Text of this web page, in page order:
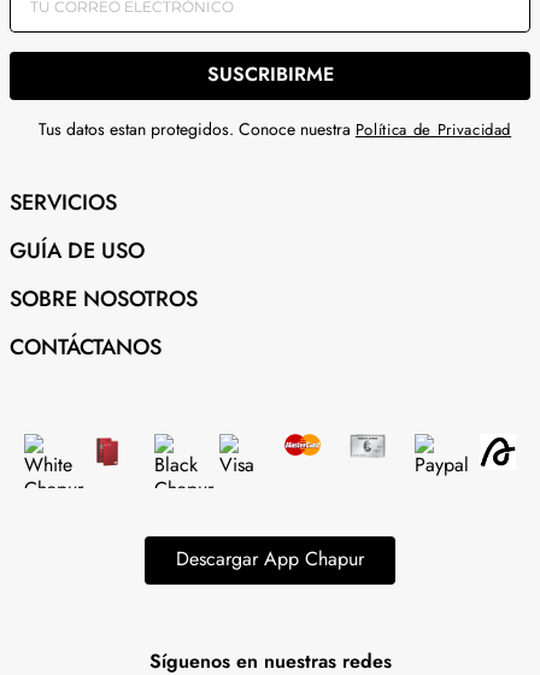
SUSCRIBIRME
Tus datos estan protegidos. Conoce nuestra Política de Privacidad
SERVICIOS
GUÍA DE USO
SOBRE NOSOTROS
CONTÁCTANOS
Descargar App Chapur
Síguenos en nuestras redes